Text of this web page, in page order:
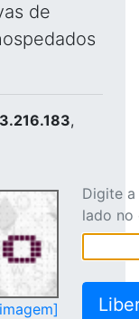
de
,
Digite
lado no